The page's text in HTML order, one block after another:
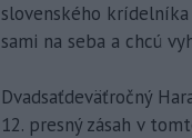
slovenského krídelníka
sami na seba a chcú
Dvadsaťdeväťročný
12. presný zásah v